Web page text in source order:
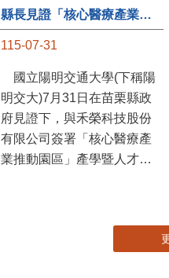
縣長見證「核心醫療產業推動園區」產學合作簽約儀式
115-07-31
國立陽明交通大學(下稱陽
明交大)7月31日在苗栗縣政
府見證下，與禾榮科技股份
有限公司簽署「核心醫療產
業推動園區」產學暨人才培